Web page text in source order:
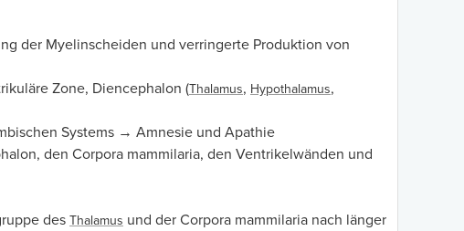
der Myelinscheiden und verringerte Produktion von
Zone, Diencephalon (Thalamus, Hypothalamus,
Systems → Amnesie und Apathie
den Corpora mammilaria, den Ventrikelwänden und
des Thalamus und der Corpora mammilaria nach länger